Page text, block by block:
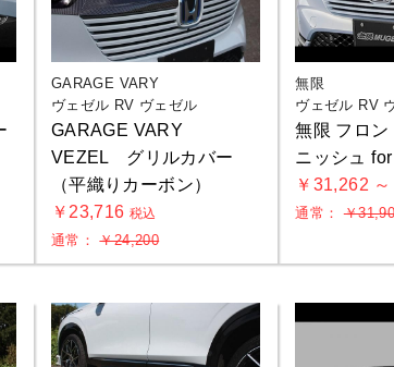
GARAGE VARY
ヴェゼル RV ヴェゼル
GARAGE VARY
VEZEL グリルカバー
（平織りカーボン）
￥23,716 税込
通常：￥24,200
無限
ヴェゼル RV
無限 フロン
ニッシュ
￥31,262
通常：￥